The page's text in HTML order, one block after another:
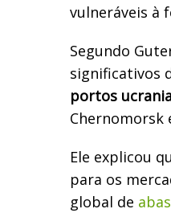
vulneráveis à
Segundo
significativos
portos
Chernomorsk
Ele explicou
para os
global de